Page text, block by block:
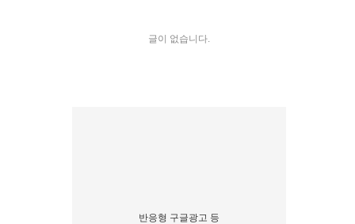
글이 없습니다.
반응형 구글광고 등